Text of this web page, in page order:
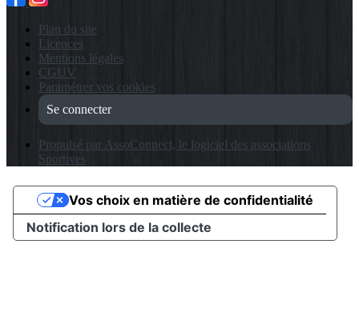
Plan du site
Licences
Mentions légales
CGUV
Paramétrer vos cookies
Se connecter
Propulsé par AssoConnect, le logiciel des associations
Sportives
Notification lors de la collecte
Vos choix en matière de confidentialité